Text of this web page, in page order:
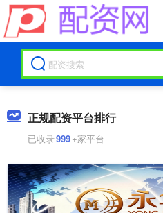
正规配资平台排行
已收录999+家平台